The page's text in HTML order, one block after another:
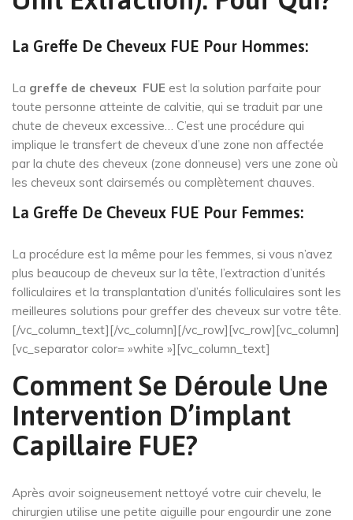
La Greffe De Cheveux FUE Pour Hommes:
La greffe de cheveux FUE est la solution parfaite pour
toute personne atteinte de calvitie, qui se traduit par une
chute de cheveux excessive… C’est une procédure qui
implique le transfert de cheveux d’une zone non affectée
par la chute des cheveux (zone donneuse) vers une zone où
les cheveux sont clairsemés ou complètement chauves.
La Greffe De Cheveux FUE Pour Femmes:
La procédure est la même pour les femmes, si vous n’avez
plus beaucoup de cheveux sur la tête, l’extraction d’unités
folliculaires et la transplantation d’unités folliculaires sont les
meilleures solutions pour greffer des cheveux sur votre tête.
[/vc_column_text][/vc_column][/vc_row][vc_row][vc_column]
[vc_separator color= »white »][vc_column_text]
Comment Se Déroule Une
Intervention D’implant
Capillaire FUE?
Après avoir soigneusement nettoyé votre cuir chevelu, le
chirurgien utilise une petite aiguille pour engourdir une zone